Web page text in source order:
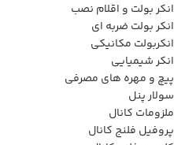
انکر بولت و اقلام نصب
انکر بولت ضربه ای
انکربولت مکانیکی
انکر شیمیایی
پیچ و مهره های مصرفی
سولار پنل
ملزومات کانال
پروفیل فلنج کانال